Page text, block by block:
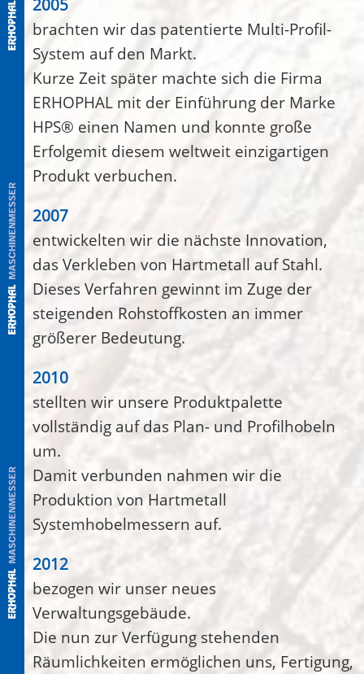
2005
brachten wir das patentierte Multi-Profil-
System auf den Markt.
Kurze Zeit später machte sich die Firma
ERHOPHAL mit der Einführung der Marke
HPS® einen Namen und konnte große
Erfolgemit diesem weltweit einzigartigen
Produkt verbuchen.
2007
entwickelten wir die nächste Innovation,
das Verkleben von Hartmetall auf Stahl.
Dieses Verfahren gewinnt im Zuge der
steigenden Rohstoffkosten an immer
größerer Bedeutung.
2010
stellten wir unsere Produktpalette
vollständig auf das Plan- und Profilhobeln
um.
Damit verbunden nahmen wir die
Produktion von Hartmetall
Systemhobelmessern auf.
2012
bezogen wir unser neues
Verwaltungsgebäude.
Die nun zur Verfügung stehenden
Räumlichkeiten ermöglichen uns, Fertigung,